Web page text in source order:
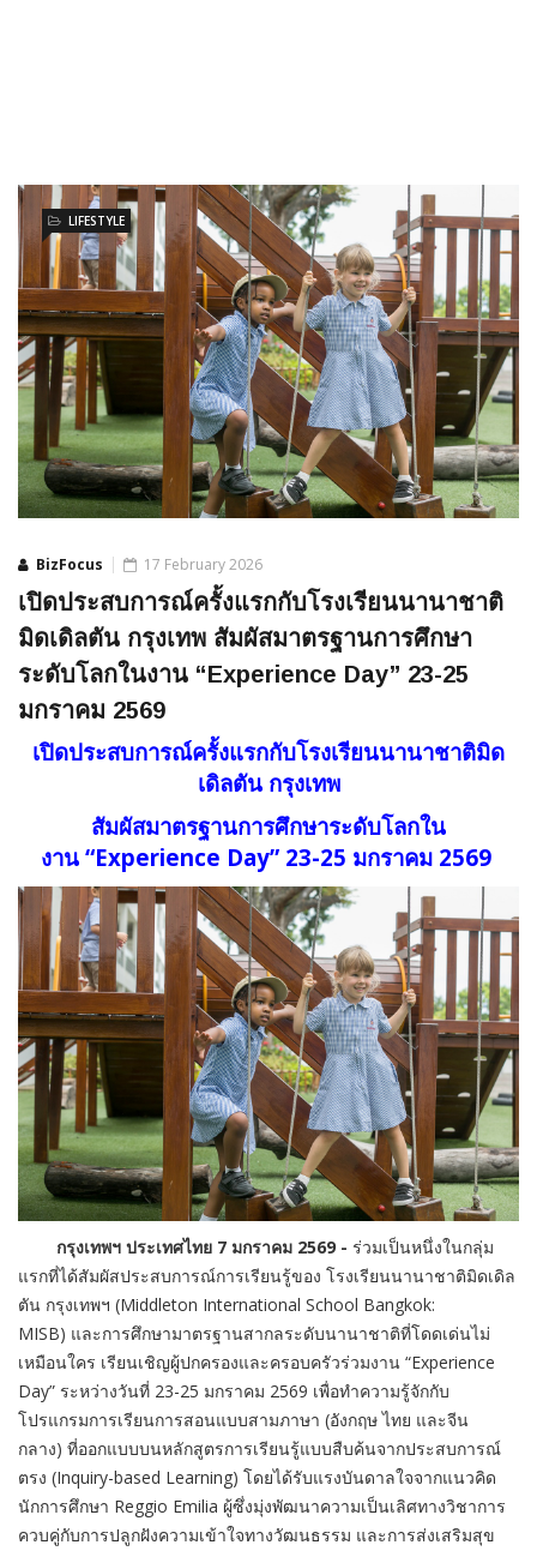
BizFocus
LIFESTYLE
17 February 2026
เปิดประสบการณ์ครั้งแรกกับโรงเรียนนานาชาติ
มิดเดิลตัน กรุงเทพ สัมผัสมาตรฐานการศึกษา
ระดับโลกในงาน “Experience Day” 23-25
มกราคม 2569
เปิดประสบการณ์ครั้งแรกกับโรงเรียนนานาชาติมิด
เดิลตัน กรุงเทพ
สัมผัสมาตรฐานการศึกษาระดับโลกใน
งาน “Experience Day” 23-25 มกราคม 2569
กรุงเทพฯ ประเทศไทย 7 มกราคม 2569 - ร่วมเป็นหนึ่งในกลุ่ม
แรกที่ได้สัมผัสประสบการณ์การเรียนรู้ของ โรงเรียนนานาชาติมิดเดิล
ตัน กรุงเทพฯ (Middleton International School Bangkok:
MISB) และการศึกษามาตรฐานสากลระดับนานาชาติที่โดดเด่นไม่
เหมือนใคร เรียนเชิญผู้ปกครองและครอบครัวร่วมงาน “Experience
Day” ระหว่างวันที่ 23-25 มกราคม 2569 เพื่อทำความรู้จักกับ
โปรแกรมการเรียนการสอนแบบสามภาษา (อังกฤษ ไทย และจีน
กลาง) ที่ออกแบบบนหลักสูตรการเรียนรู้แบบสืบค้นจากประสบการณ์
ตรง (Inquiry-based Learning) โดยได้รับแรงบันดาลใจจากแนวคิด
นักการศึกษา Reggio Emilia ผู้ซึ่งมุ่งพัฒนาความเป็นเลิศทางวิชาการ
ควบคู่กับการปลูกฝังความเข้าใจทางวัฒนธรรม และการส่งเสริมสุข